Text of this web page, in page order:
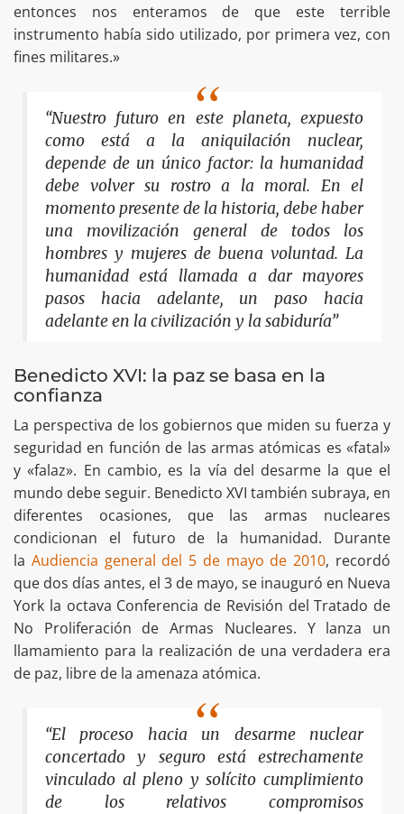
entonces nos enteramos de que este terrible
instrumento había sido utilizado, por primera vez, con
fines militares.»
“Nuestro futuro en este planeta, expuesto
como está a la aniquilación nuclear,
depende de un único factor: la humanidad
debe volver su rostro a la moral. En el
momento presente de la historia, debe haber
una movilización general de todos los
hombres y mujeres de buena voluntad. La
humanidad está llamada a dar mayores
pasos hacia adelante, un paso hacia
adelante en la civilización y la sabiduría”
Benedicto XVI: la paz se basa en la
confianza
La perspectiva de los gobiernos que miden su fuerza y
seguridad en función de las armas atómicas es «fatal»
y «falaz». En cambio, es la vía del desarme la que el
mundo debe seguir. Benedicto XVI también subraya, en
diferentes ocasiones, que las armas nucleares
condicionan el futuro de la humanidad. Durante
la Audiencia general del 5 de mayo de 2010, recordó
que dos días antes, el 3 de mayo, se inauguró en Nueva
York la octava Conferencia de Revisión del Tratado de
No Proliferación de Armas Nucleares. Y lanza un
llamamiento para la realización de una verdadera era
de paz, libre de la amenaza atómica.
“El proceso hacia un desarme nuclear
concertado y seguro está estrechamente
vinculado al pleno y solícito cumplimiento
de los relativos compromisos